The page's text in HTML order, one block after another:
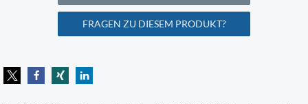
FRAGEN ZU DIESEM PRODUKT?